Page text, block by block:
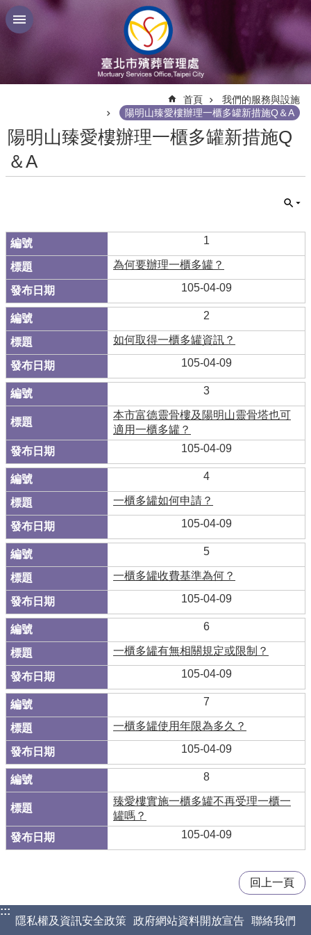
跳到主要內容區塊
首頁
我們的服務與設施
陽明山臻愛樓辦理一櫃多罐新措施Q＆A
陽明山臻愛樓辦理一櫃多罐新措施Q
＆A
1
為何要辦理一櫃多罐？
105-04-09
2
如何取得一櫃多罐資訊？
105-04-09
3
本市富德靈骨樓及陽明山靈骨塔也可
適用一櫃多罐？
105-04-09
4
一櫃多罐如何申請？
105-04-09
5
一櫃多罐收費基準為何？
105-04-09
6
一櫃多罐有無相關規定或限制？
105-04-09
7
一櫃多罐使用年限為多久？
105-04-09
8
臻愛樓實施一櫃多罐不再受理一櫃一
罐嗎？
105-04-09
回上一頁
:::
隱私權及資訊安全政策 政府網站資料開放宣告 聯絡我們